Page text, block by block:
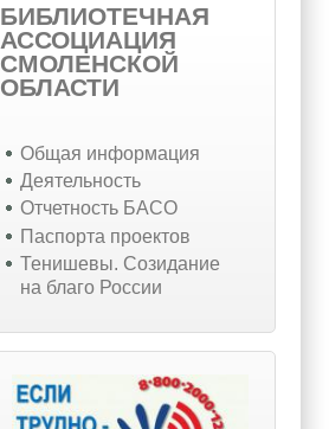
БИБЛИОТЕЧНАЯ
АССОЦИАЦИЯ
СМОЛЕНСКОЙ
ОБЛАСТИ
Общая информация
Деятельность
Отчетность БАСО
Паспорта проектов
Тенишевы. Созидание
на благо России